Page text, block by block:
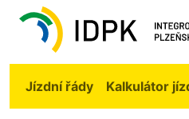
Jízdní řády Kalkulátor